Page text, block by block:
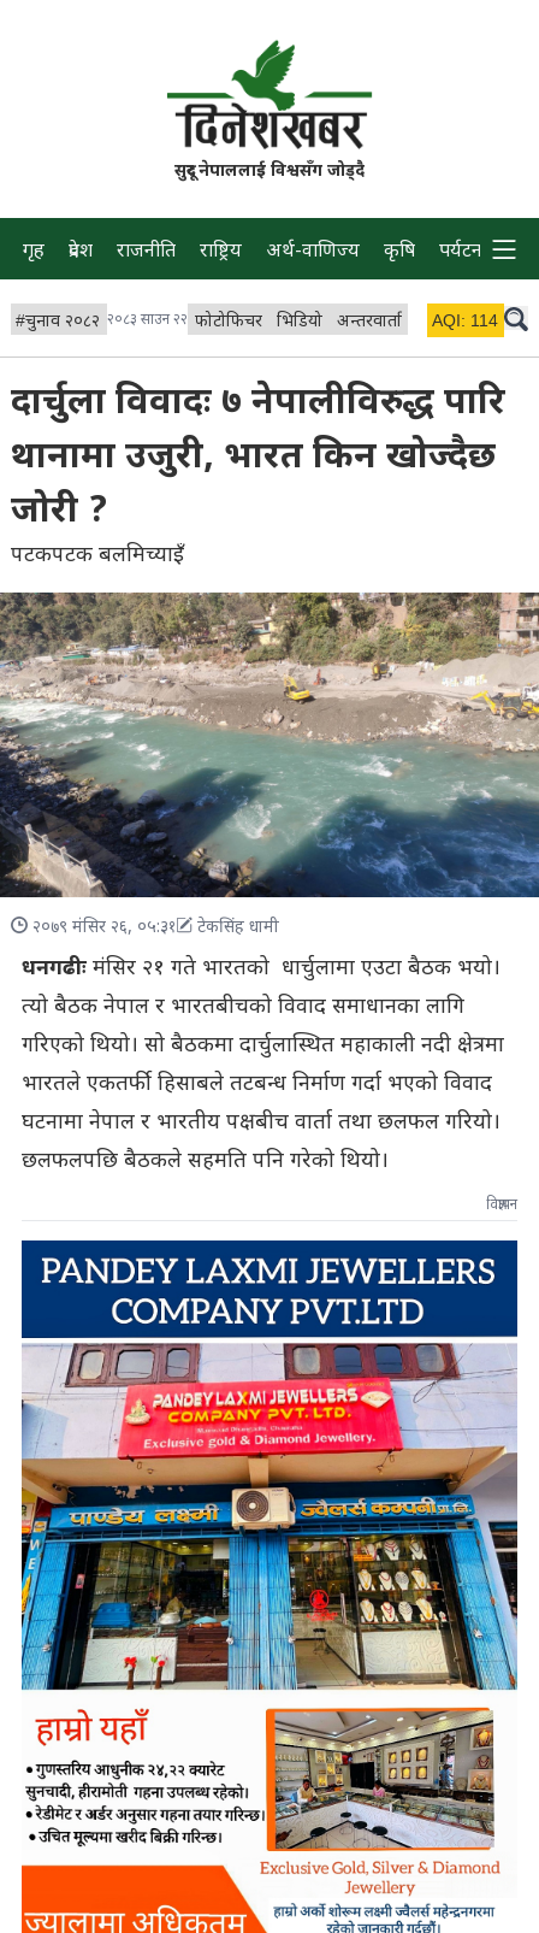
सुदूर नेपाललाई विश्वसँग जोड्दै
गृह प्रदेश राजनीति राष्ट्रिय अर्थ-वाणिज्य कृषि पर्यटन प्रवास
#चुनाव २०८२ २०८३ साउन २२ फोटोफिचर भिडियो अन्तरवार्ता विचार/ब्लग
AQI: 114
दार्चुला विवादः ७ नेपालीविरुद्ध पारि
थानामा उजुरी, भारत किन खोज्दैछ
जोरी ?
पटकपटक बलमिच्याइँ
२०७९ मंसिर २६, ०५:३१ टेकसिंह धामी
धनगढीः मंसिर २१ गते भारतको धार्चुलामा एउटा बैठक भयो।
त्यो बैठक नेपाल र भारतबीचको विवाद समाधानका लागि
गरिएको थियो। सो बैठकमा दार्चुलास्थित महाकाली नदी क्षेत्रमा
भारतले एकतर्फी हिसाबले तटबन्ध निर्माण गर्दा भएको विवाद
घटनामा नेपाल र भारतीय पक्षबीच वार्ता तथा छलफल गरियो।
छलफलपछि बैठकले सहमति पनि गरेको थियो।
विज्ञापन